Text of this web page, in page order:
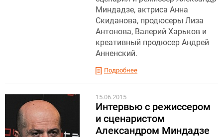
Миндадзе, актриса Анна
Скиданова, продюсеры Лиза
Антонова, Валерий Харьков и
креативный продюсер Андрей
Анненский.
Подробнее
15.06.2015
Интервью с режиссером
и сценаристом
Александром Миндадзе